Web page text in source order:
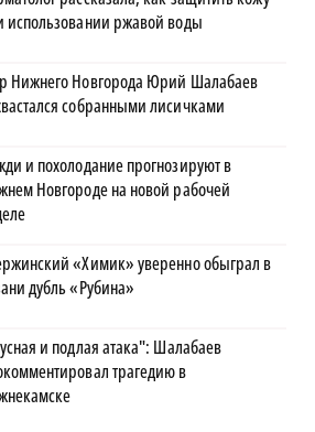
использовании ржавой воды
Нижнего Новгорода Юрий Шалабаев
собранными лисичками
и похолодание прогнозируют в
Новгороде на новой рабочей
«Химик» уверенно обыграл в
дубль «Рубина»
и подлая атака": Шалабаев
трагедию в